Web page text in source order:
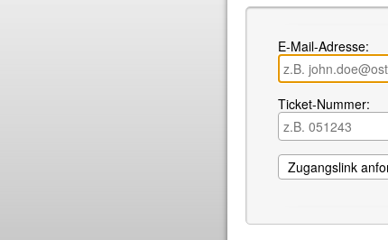
E-Mail-Adresse:
Ticket-Nummer: